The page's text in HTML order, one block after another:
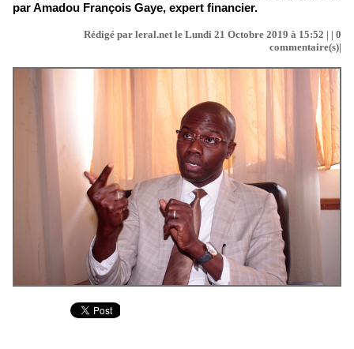
par Amadou François Gaye, expert financier.
Rédigé par leral.net le Lundi 21 Octobre 2019 à 15:52 | | 0
commentaire(s)|